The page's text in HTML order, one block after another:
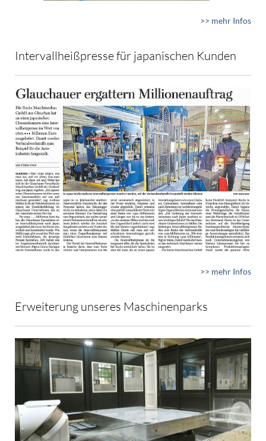
>> mehr Infos
Intervallheißpresse für japanischen Kunden
>> mehr Infos
Erweiterung unseres Maschinenparks